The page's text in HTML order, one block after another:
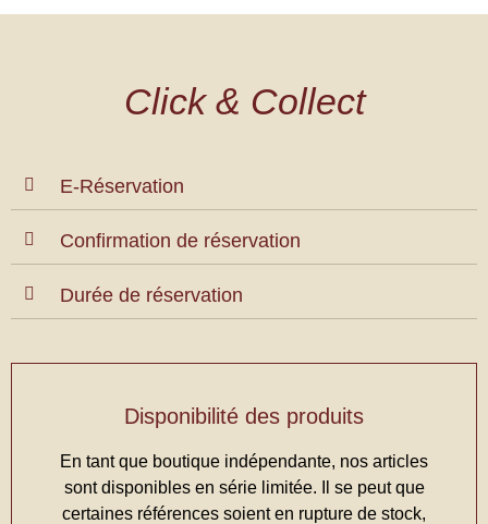
Click & Collect
E-Réservation
Confirmation de réservation
Durée de réservation
Disponibilité des produits
En tant que boutique indépendante, nos articles
sont disponibles en série limitée. Il se peut que
certaines références soient en rupture de stock,